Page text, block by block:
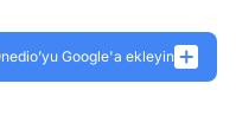
Google'a ekleyin